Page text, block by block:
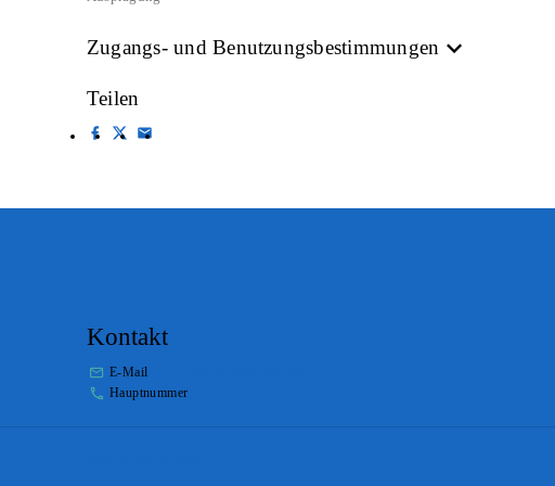
Zugangs- und Benutzungsbestimmungen
Teilen
Kontakt
E-Mail
Hauptnummer